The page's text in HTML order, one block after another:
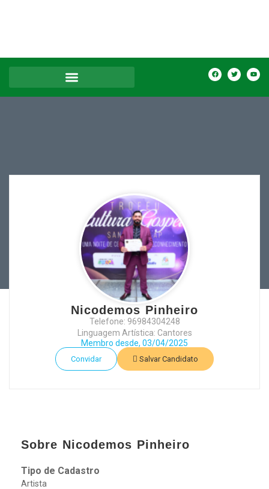
Nicodemos Pinheiro
Telefone: 96984304248
Linguagem Artística: Cantores
Membro desde, 03/04/2025
Convidar Salvar Candidato
Sobre Nicodemos Pinheiro
Tipo de Cadastro
Artista